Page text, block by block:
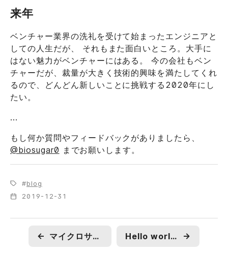
来年
ベンチャー業界の洗礼を受けて始まったエンジニアと
しての人生だが、 それもまた面白いところ。大手に
はない魅力がベンチャーにはある。 今の会社もベン
チャーだが、裁量が大きく技術的興味を満たしてくれ
るので、どんどん新しいことに挑戦する2020年にし
たい。
...
もし何か質問やフィードバックがありましたら、
@biosugar0 までお願いします。
blog
2019-12-31
← マイクロサービスのためのローカル開発環境の記事 Hello world, Hello programming →